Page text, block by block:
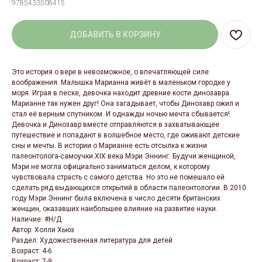
9785433508415
ДОБАВИТЬ В КОРЗИНУ
Это история о вере в невозможное, о впечатляющей силе
воображения. Малышка Марианна живёт в маленьком городке у
моря. Играя в песке, девочка находит древние кости динозавра.
Марианне так нужен друг! Она загадывает, чтобы Динозавр ожил и
стал её верным спутником. И однажды ночью мечта сбывается!
Девочка и Динозавр вместе отправляются в захватывающее
путешествие и попадают в волшебное место, где оживают детские
сны и мечты. В истории о Марианне есть отсылка к жизни
палеонтолога-самоучки XIX века Мэри Эннинг. Будучи женщиной,
Мэри не могла официально заниматься делом, к которому
чувствовала страсть с самого детства. Но это не помешало ей
сделать ряд выдающихся открытий в области палеонтологии. В 2010
году Мэри Эннинг была включена в число десяти британских
женщин, оказавших наибольшее влияние на развитие науки.
Наличие: #Н/Д
Автор: Холли Хьюз
Раздел: Художественная литература для детей
Возраст: 4-6